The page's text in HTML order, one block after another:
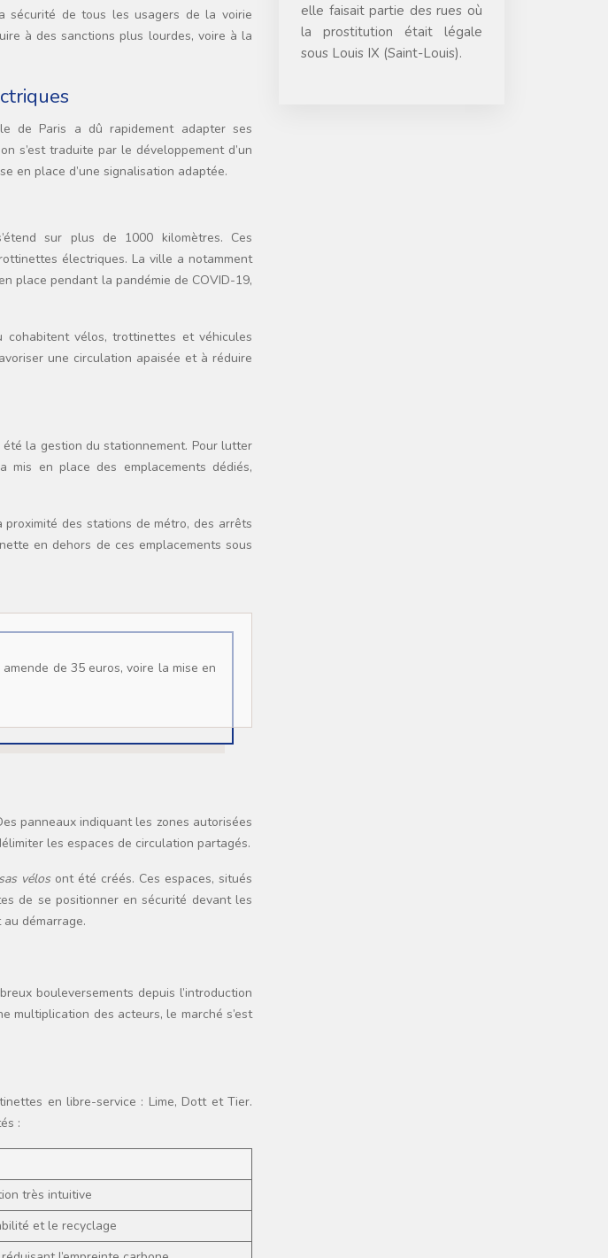
sécurité de tous les usagers de la voirie
à des sanctions plus lourdes, voire à la
de Paris a dû rapidement adapter ses
s’est traduite par le développement d’un
en place d’une signalisation adaptée.
sur plus de 1000 kilomètres. Ces
électriques. La ville a notamment
place pendant la pandémie de COVID-19,
cohabitent vélos, trottinettes et véhicules
une circulation apaisée et à réduire
été la gestion du stationnement. Pour lutter
mis en place des emplacements dédiés,
des stations de métro, des arrêts
en dehors de ces emplacements sous
panneaux indiquant les zones autorisées
les espaces de circulation partagés.
sas vélos ont été créés. Ces espaces, situés
de se positionner en sécurité devant les
démarrage.
bouleversements depuis l’introduction
multiplication des acteurs, le marché s’est
en libre-service : Lime, Dott et Tier.
:
très intuitive
et le recyclage
elle faisait partie des rues où
la prostitution était légale
sous Louis IX (Saint-Louis).